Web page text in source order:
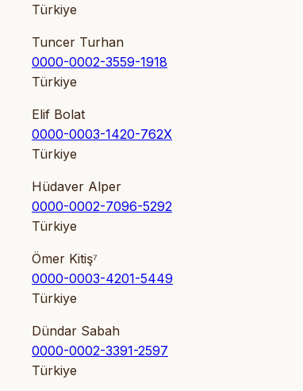
Türkiye
Tuncer Turhan
0000-0002-3559-1918
Türkiye
Elif Bolat
0000-0003-1420-762X
Türkiye
Hüdaver Alper
0000-0002-7096-5292
Türkiye
Ömer Kitiş⁷
0000-0003-4201-5449
Türkiye
Dündar Sabah
0000-0002-3391-2597
Türkiye